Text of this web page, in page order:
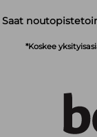
Saat
*Koskee